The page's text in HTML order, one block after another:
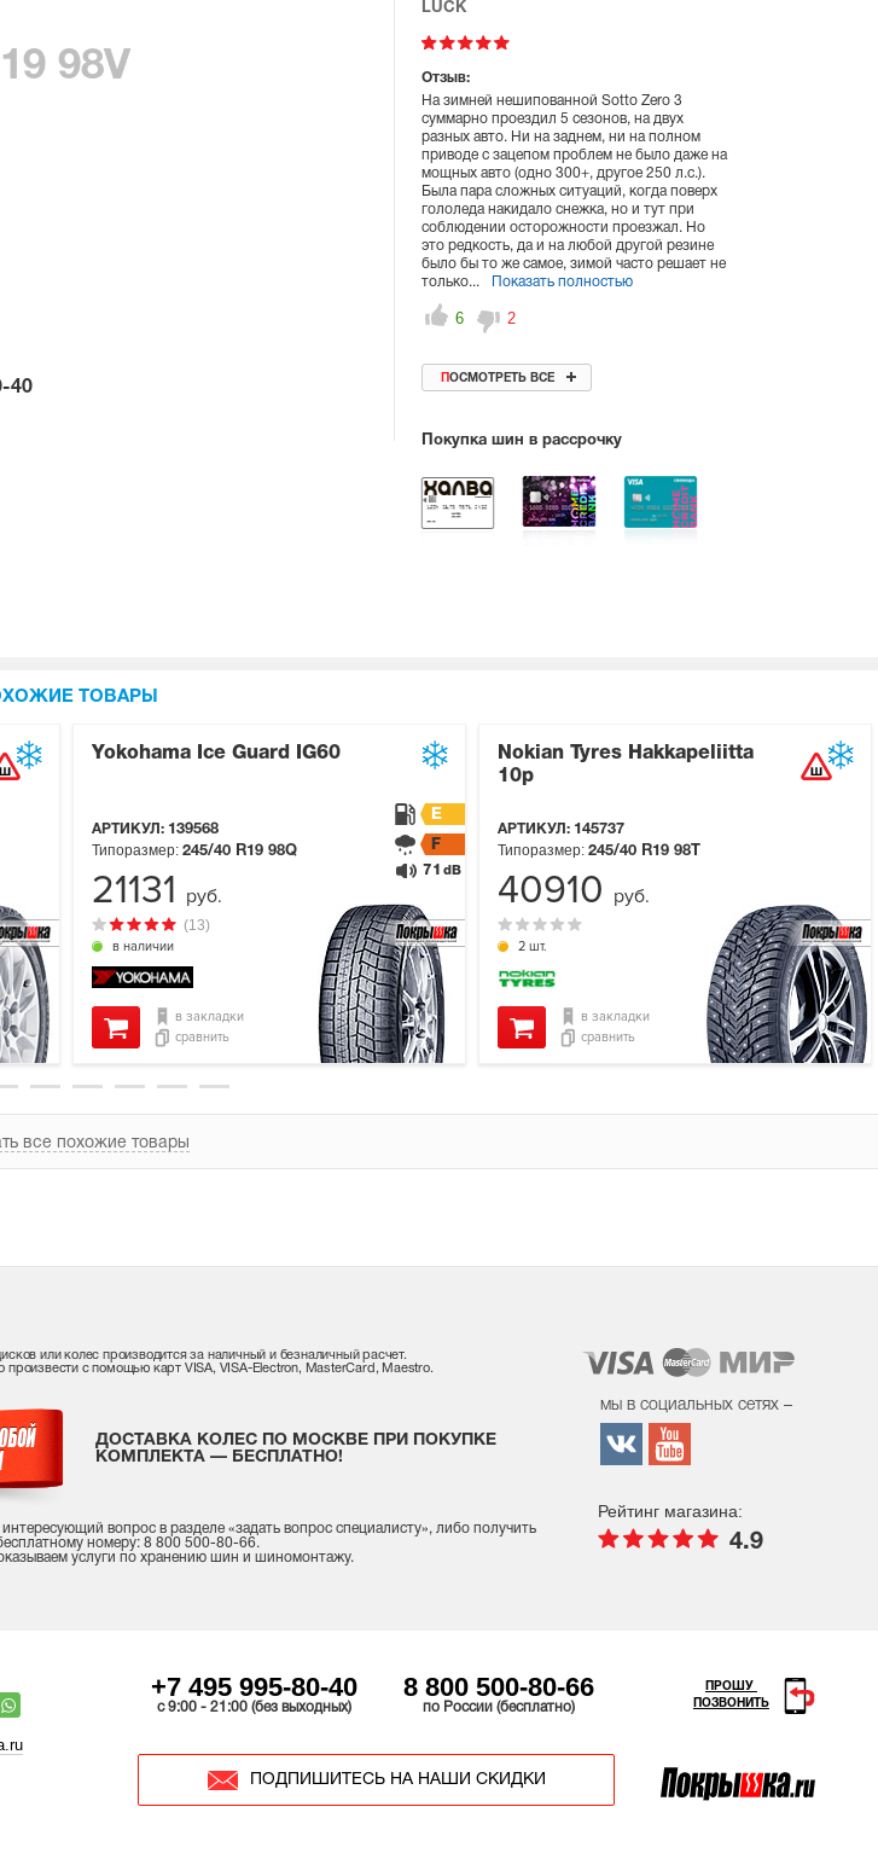
98V
40
LUCK
Отзыв:
На зимней нешипованной Sotto Zero 3
суммарно проездил 5 сезонов, на двух
разных авто. Ни на заднем, ни на полном
приводе с зацепом проблем не было даже на
мощных авто (одно 300+, другое 250 л.с.).
Была пара сложных ситуаций, когда поверх
гололеда накидало снежка, но и тут при
соблюдении осторожности проезжал. Но
это редкость, да и на любой другой резине
было бы то же самое, зимой часто решает не
только...
Показать полностью
6 2
ПОСМОТРЕТЬ ВСЕ
Покупка шин в рассрочку
ТОВАРЫ
Yokohama Ice Guard IG60
АРТИКУЛ: 139568
в наличии
(13)
Типоразмер: 245/40 R19 98Q
E
F
71 dB
в закладки
сравнить
21131 руб.
Nokian Tyres Hakkapeliitta
10p
АРТИКУЛ: 145737
2 шт.
Типоразмер: 245/40 R19 98T
в закладки
сравнить
40910 руб.
все похожие товары
или колес производится за наличный и безналичный расчет.
произвести с помощью карт VISA, VISA-Electron, MasterCard, Maestro.
ДОСТАВКА КОЛЕС ПО МОСКВЕ ПРИ ПОКУПКЕ
КОМПЛЕКТА — БЕСПЛАТНО!
интересующий вопрос в разделе «задать вопрос специалисту», либо получить
номеру: 8 800 500-80-66.
услуги по хранению шин и шиномонтажу.
мы в социальных сетях –
Рейтинг магазина:
4.9
+7 495 995-80-40
c 9:00 - 21:00 (без выходных)
8 800 500-80-66
по России (бесплатно)
ПОДПИШИТЕСЬ НА НАШИ СКИДКИ
ПРОШУ
ПОЗВОНИТЬ